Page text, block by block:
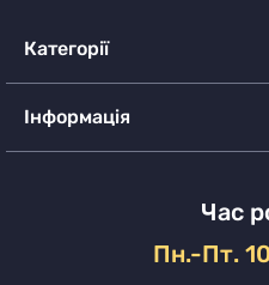
Категорії
Інформація
Час
Пн.-Пт.